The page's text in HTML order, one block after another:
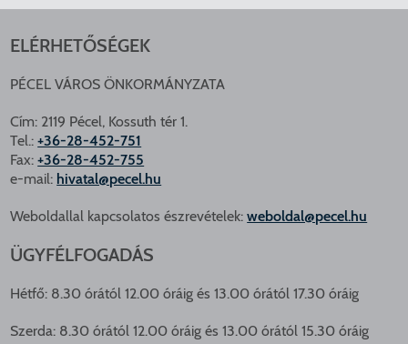
ELÉRHETŐSÉGEK
PÉCEL VÁROS ÖNKORMÁNYZATA
Cím: 2119 Pécel, Kossuth tér 1.
Tel.:+36-28-452-751
Fax:+36-28-452-755
e-mail: hivatal@pecel.hu
Weboldallal kapcsolatos észrevételek:weboldal@pecel.hu
ÜGYFÉLFOGADÁS
Hétfő: 8.30 órától 12.00 óráig és 13.00 órától 17.30 óráig
Szerda: 8.30 órától 12.00 óráig és 13.00 órától 15.30 óráig